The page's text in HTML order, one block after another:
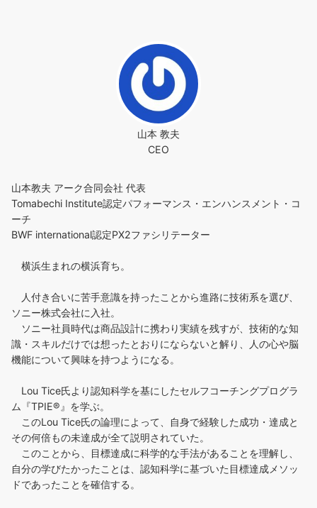
山本 教夫
CEO
山本教夫 アーク合同会社 代表
Tomabechi Institute認定パフォーマンス・エンハンスメント・コ
ーチ
BWF international認定PX2ファシリテーター
横浜生まれの横浜育ち。
人付き合いに苦手意識を持ったことから進路に技術系を選び、
ソニー株式会社に入社。
ソニー社員時代は商品設計に携わり実績を残すが、技術的な知
識・スキルだけでは想ったとおりにならないと解り、人の心や脳
機能について興味を持つようになる。
Lou Tice氏より認知科学を基にしたセルフコーチングプログラ
ム『TPIE®』を学ぶ。
このLou Tice氏の論理によって、自身で経験した成功・達成と
その何倍もの未達成が全て説明されていた。
このことから、目標達成に科学的な手法があることを理解し、
自分の学びたかったことは、認知科学に基づいた目標達成メソッ
ドであったことを確信する。